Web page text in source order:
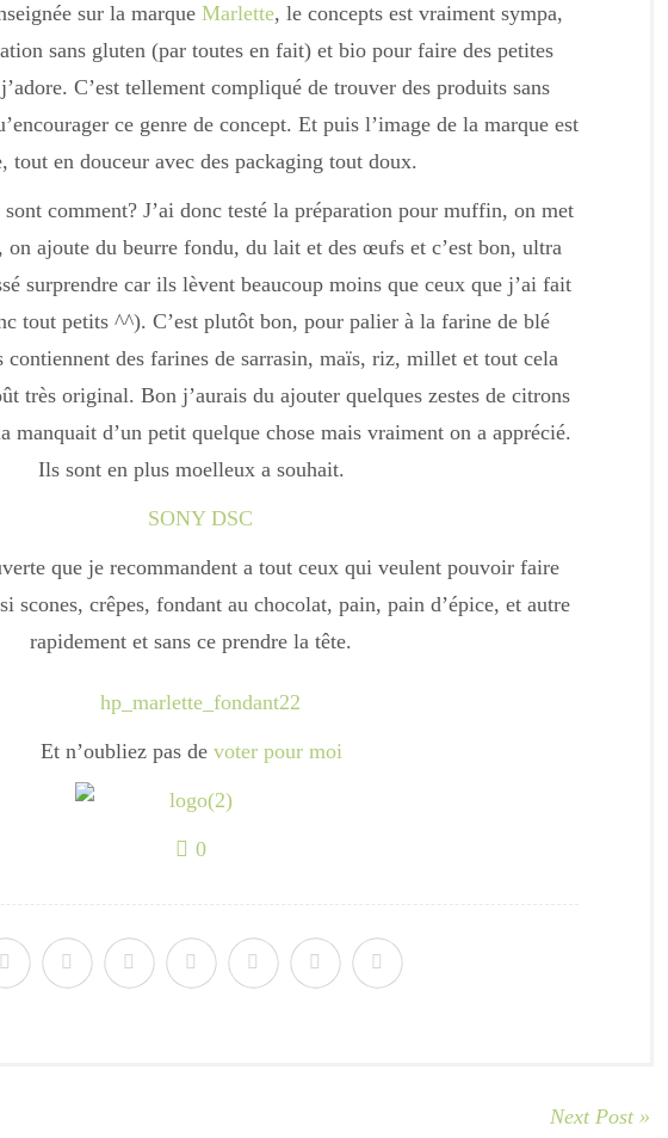
sur la marqueMarlette, le concepts est vraiment sympa,
sans gluten (par toutes en fait) et bio pour faire des petites
C’est tellement compliqué de trouver des produits sans
ce genre de concept. Et puis l’image de la marque est
tout en douceur avec des packaging tout doux.
comment? J’ai donc testé la préparation pour muffin, on met
on ajoute du beurre fondu, du lait et des œufs et c’est bon, ultra
surprendre car ils lèvent beaucoup moins que ceux que j’ai fait
tout petits ^^). C’est plutôt bon, pour palier à la farine de blé
des farines de sarrasin, maïs, riz, millet et tout cela
très original. Bon j’aurais du ajouter quelques zestes de citrons
manquait d’un petit quelque chose mais vraiment on a apprécié.
Ils sont en plus moelleux a souhait.
que je recommandent a tout ceux qui veulent pouvoir faire
scones, crêpes, fondant au chocolat, pain, pain d’épice, et autre
rapidement et sans ce prendre la tête.
Et n’oubliez pas devoter pour moi
0
Next Post »